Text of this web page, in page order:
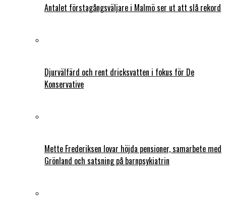
Antalet förstagångsväljare i Malmö ser ut att slå rekord
Djurvälfärd och rent dricksvatten i fokus för De
Konservative
Mette Frederiksen lovar höjda pensioner, samarbete med
Grönland och satsning på barnpsykiatrin